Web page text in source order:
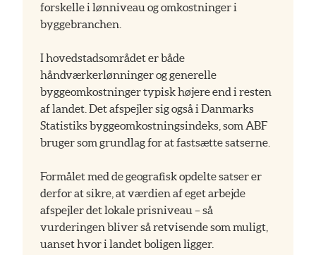
forskelle i lønniveau og omkostninger i
byggebranchen.
I hovedstadsområdet er både
håndværkerlønninger og generelle
byggeomkostninger typisk højere end i resten
af landet. Det afspejler sig også i Danmarks
Statistiks byggeomkostningsindeks, som ABF
bruger som grundlag for at fastsætte satserne.
Formålet med de geografisk opdelte satser er
derfor at sikre, at værdien af eget arbejde
afspejler det lokale prisniveau – så
vurderingen bliver så retvisende som muligt,
uanset hvor i landet boligen ligger.